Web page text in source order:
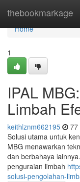
thebookmarkage
Home
Home
1
IPAL
Limbah
keithlznm662195 77
Solusi utama untuk
MBG menawarkan
dan berbahaya
penguraian limbah
solusi-pengolahan-